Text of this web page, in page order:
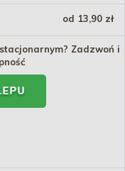
od 13,90 zł
Zadzwoń i